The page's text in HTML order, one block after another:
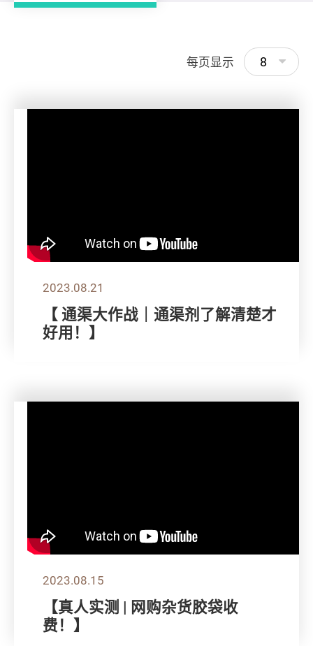
每页显示 8
2023.08.21
【 通渠大作战｜通渠剂了解清楚才
好用！】
2023.08.15
【真人实测 | 网购杂货胶袋收
费！】